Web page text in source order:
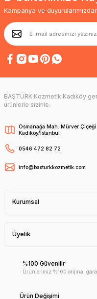
Kampanya ve
BAŞTÜRK Kozmetik Kadıköy
ürünlerle sizinle.
Osmanağa Mah. Mürver Çiçeği
Kadıköy/İstanbul
0546 472 82 72
info@basturkkozmetik.com
Kurumsal
Üyelik
%100 Güvenilir
Ürünlerimiz %100 orijinal
Ürün Değişimi